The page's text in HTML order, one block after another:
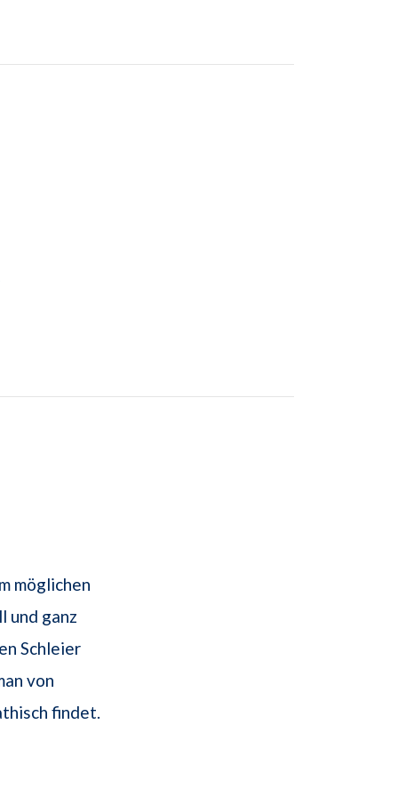
möglichen
und ganz
Schleier
von
findet.